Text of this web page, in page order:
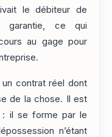
le débiteur de
garantie, ce qui
au gage pour
un contrat réel dont
de la chose. Il est
il se forme par le
n’étant